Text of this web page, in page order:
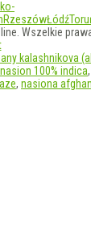
RzeszówŁódź
Wszelkie
kalashnikova
100% indica,
, nasiona